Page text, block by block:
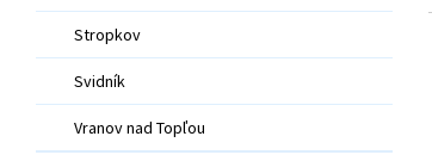
Stropkov
Svidník
Vranov nad Topľou